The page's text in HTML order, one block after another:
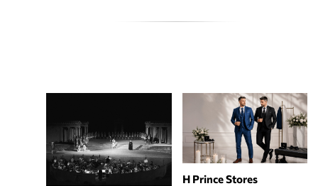
Η Prince Stores